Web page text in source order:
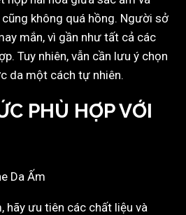
không quá hồng. Người sở
mắn, vì gần như tất cả các
Tuy nhiên, vẫn cần lưu ý chọn
da một cách tự nhiên.
PHÙ HỢP VỚI
Da Ấm
hãy ưu tiên các chất liệu và